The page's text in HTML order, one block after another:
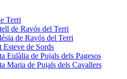
Terri
de Ravós del Terri
de Ravós del Terri
Esteve de Sords
Eulàlia de Pujals dels Pagesos
Maria de Pujals dels Cavallers